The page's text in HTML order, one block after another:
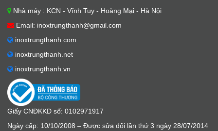
Nhà máy : KCN - Vĩnh Tuy - Hoàng Mại - Hà Nội
Email: inoxtrungthanh@gmail.com
inoxtrungthanh.com
inoxtrungthanh.net
inoxtrungthanh.vn
Giấy CNĐKKD số: 0102971917
Ngày cấp: 10/10/2008 – Được sửa đổi lần thứ 3 ngày 28/07/2014